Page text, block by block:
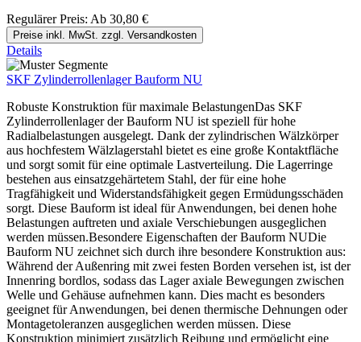
Regulärer Preis: Ab 30,80 €
Preise inkl. MwSt. zzgl. Versandkosten
Details
SKF Zylinderrollenlager Bauform NU
Robuste Konstruktion für maximale BelastungenDas SKF
Zylinderrollenlager der Bauform NU ist speziell für hohe
Radialbelastungen ausgelegt. Dank der zylindrischen Wälzkörper
aus hochfestem Wälzlagerstahl bietet es eine große Kontaktfläche
und sorgt somit für eine optimale Lastverteilung. Die Lagerringe
bestehen aus einsatzgehärtetem Stahl, der für eine hohe
Tragfähigkeit und Widerstandsfähigkeit gegen Ermüdungsschäden
sorgt. Diese Bauform ist ideal für Anwendungen, bei denen hohe
Belastungen auftreten und axiale Verschiebungen ausgeglichen
werden müssen.Besondere Eigenschaften der Bauform NUDie
Bauform NU zeichnet sich durch ihre besondere Konstruktion aus:
Während der Außenring mit zwei festen Borden versehen ist, ist der
Innenring bordlos, sodass das Lager axiale Bewegungen zwischen
Welle und Gehäuse aufnehmen kann. Dies macht es besonders
geeignet für Anwendungen, bei denen thermische Dehnungen oder
Montagetoleranzen ausgeglichen werden müssen. Diese
Konstruktion minimiert zusätzlich Reibung und ermöglicht eine